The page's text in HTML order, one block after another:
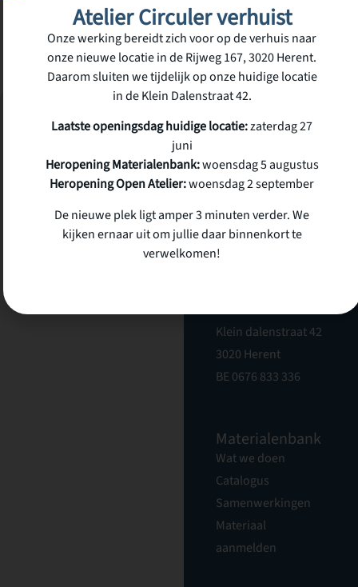
SCHRIJF JE IN
NIEUWSBRIEF
Nieuwsbrief Inschrijven
Klein dalenstraat 42
3020 Herent
BE 0676 833 336
Materialenbank
Wat we doen
Catalogus
Samenwerkingen
Materiaal
aanmelden
Atelier Circuler verhuist
Onze werking bereidt zich voor op de verhuis naar
onze nieuwe locatie in de Rijweg 167, 3020 Herent.
Daarom sluiten we tijdelijk op onze huidige locatie
in de Klein Dalenstraat 42.
Laatste openingsdag huidige locatie:zaterdag 27
juni
Heropening Materialenbank:woensdag 5 augustus
Heropening Open Atelier:woensdag 2 september
De nieuwe plek ligt amper 3 minuten verder. We
kijken ernaar uit om jullie daar binnenkort te
verwelkomen!